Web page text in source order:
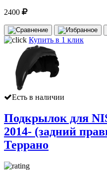
2400
Купить в 1 клик
Есть в наличии
Подкрылок для
2014- (задний
Террано